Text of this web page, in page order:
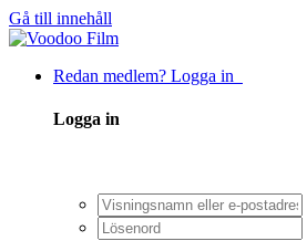
Gå till innehåll
Redan medlem? Logga in
Logga in